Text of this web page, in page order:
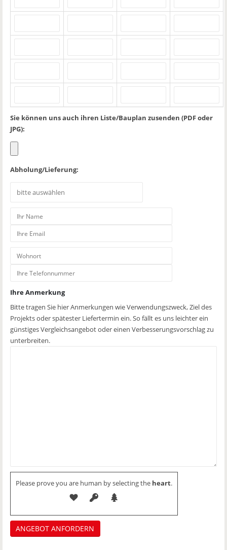
Sie können uns auch ihren Liste/Bauplan zusenden (PDF oder
JPG):
Abholung/Lieferung:
Ihre Anmerkung
Bitte tragen Sie hier Anmerkungen wie Verwendungszweck, Ziel des
Projekts oder spätester Liefertermin ein. So fällt es uns leichter ein
günstiges Vergleichsangebot oder einen Verbesserungsvorschlag zu
unterbreiten.
Please prove you are human by selecting the heart.